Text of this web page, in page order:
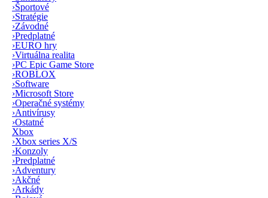
›Športové
›Stratégie
›Závodné
›Predplatné
›EURO hry
›Virtuálna realita
›PC Epic Game Store
›ROBLOX
›Software
›Microsoft Store
›Operačné systémy
›Antivírusy
›Ostatné
Xbox
›Xbox series X/S
›Konzoly
›Predplatné
›Adventury
›Akčné
›Arkády